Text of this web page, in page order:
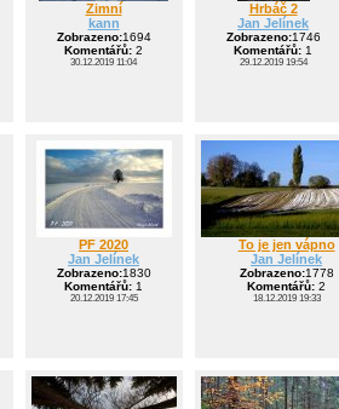
Zimní
kann
Zobrazeno:1694
Komentářů: 2
30.12.2019 11:04
Hrbáč 2
Jan Jelínek
Zobrazeno:1746
Komentářů: 1
29.12.2019 19:54
PF 2020
Jan Jelínek
Zobrazeno:1830
Komentářů: 1
20.12.2019 17:45
To je jen vápno
Jan Jelínek
Zobrazeno:1778
Komentářů: 2
18.12.2019 19:33